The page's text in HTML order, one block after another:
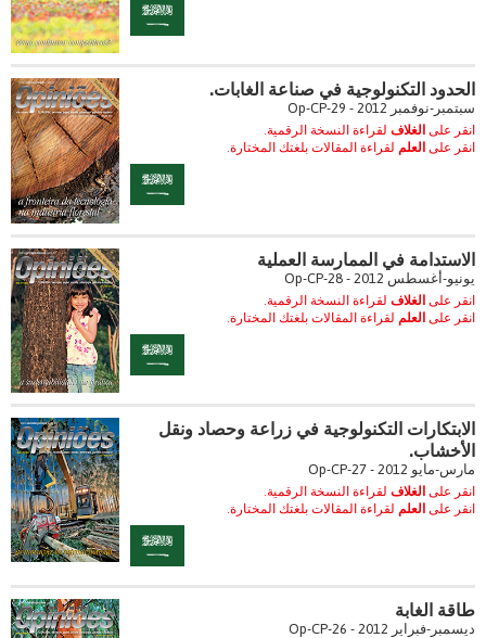
الحدود التكنولوجية في صناعة الغابات.
سبتمبر-نوفمبر 2012 - Op-CP-29
انقر على الغلاف لقراءة النسخة الرقمية.
انقر على العلم لقراءة المقالات بلغتك المختارة.
الاستدامة في الممارسة العملية
يونيو-أغسطس 2012 - Op-CP-28
انقر على الغلاف لقراءة النسخة الرقمية.
انقر على العلم لقراءة المقالات بلغتك المختارة.
الابتكارات التكنولوجية في زراعة وحصاد ونقل
الأخشاب.
مارس-مايو 2012 - Op-CP-27
انقر على الغلاف لقراءة النسخة الرقمية.
انقر على العلم لقراءة المقالات بلغتك المختارة.
طاقة الغابة
ديسمبر-فبراير 2012 - Op-CP-26